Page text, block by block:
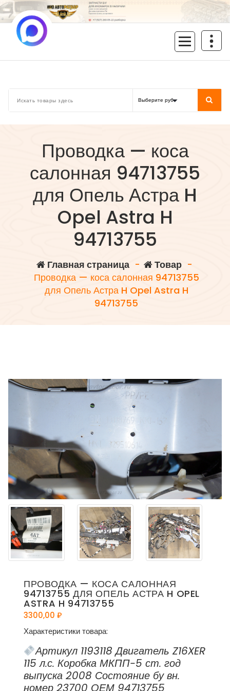
Перейти
к
содержимому
Проводка — коса
салонная 94713755
для Опель Астра H
Opel Astra H
94713755
Главная страница- Товар-
Проводка — коса салонная 94713755
для Опель Астра H Opel Astra H
94713755
ПРОВОДКА — КОСА САЛОННАЯ
94713755 ДЛЯ ОПЕЛЬ АСТРА H OPEL
ASTRA H 94713755
3300,00 ₽
Характеристики товара:
Артикул 1193118 Двигатель Z16XER
115 л.с. Коробка МКПП-5 ст. год
выпуска 2008 Состояние бу вн.
номер 23700 ОЕМ 94713755